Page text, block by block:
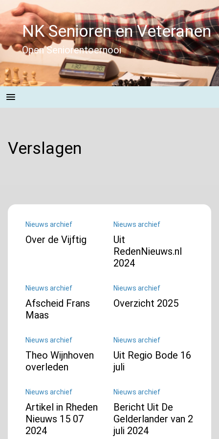
Skip
contentNK Senioren en Veteranen
Open Seniorentoernooi
Verslagen
Nieuws archief
Over de Vijftig
Nieuws archief
Uit
RedenNieuws.nl
2024
Nieuws archief
Afscheid Frans
Maas
Nieuws archief
Overzicht 2025
Nieuws archief
Theo Wijnhoven
overleden
Nieuws archief
Uit Regio Bode 16
juli
Nieuws archief
Artikel in Rheden
Nieuws 15 07
2024
Nieuws archief
Bericht Uit De
Gelderlander van 2
juli 2024